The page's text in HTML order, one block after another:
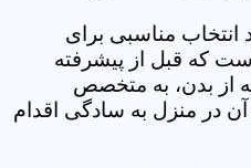
انتخاب مناسبی برای
که قبل از پیشرفته
از بدن، به متخصص
در منزل به سادگی اقدام